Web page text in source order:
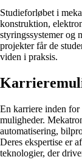
Studieforløbet i
konstruktion,
styringssystemer og
projekter får de
viden i praksis.
En karriere inden
muligheder.
automatisering,
Deres ekspertise er
teknologier, der